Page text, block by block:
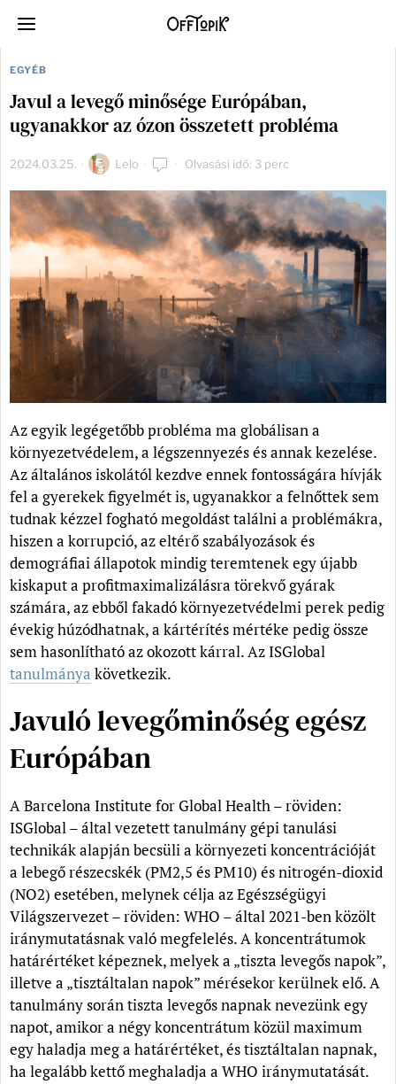
EGYÉB
Javul a levegő minősége Európában,
ugyanakkor az ózon összetett probléma
2024.03.25. Lelo Olvasási idő: 3 perc
Az egyik legégetőbb probléma ma globálisan a
környezetvédelem, a légszennyezés és annak kezelése.
Az általános iskolától kezdve ennek fontosságára hívják
fel a gyerekek figyelmét is, ugyanakkor a felnőttek sem
tudnak kézzel fogható megoldást találni a problémákra,
hiszen a korrupció, az eltérő szabályozások és
demográfiai állapotok mindig teremtenek egy újabb
kiskaput a profitmaximalizálásra törekvő gyárak
számára, az ebből fakadó környezetvédelmi perek pedig
évekig húzódhatnak, a kártérítés mértéke pedig össze
sem hasonlítható az okozott kárral. Az ISGlobal
tanulmánya következik.
Javuló levegőminőség egész
Európában
A Barcelona Institute for Global Health – röviden:
ISGlobal – által vezetett tanulmány gépi tanulási
technikák alapján becsüli a környezeti koncentrációját
a lebegő részecskék (PM2,5 és PM10) és nitrogén-dioxid
(NO2) esetében, melynek célja az Egészségügyi
Világszervezet – röviden: WHO – által 2021-ben közölt
iránymutatásnak való megfelelés. A koncentrátumok
határértéket képeznek, melyek a „tiszta levegős napok”,
illetve a „tisztáltalan napok” mérésekor kerülnek elő. A
tanulmány során tiszta levegős napnak nevezünk egy
napot, amikor a négy koncentrátum közül maximum
egy haladja meg a határértéket, és tisztáltalan napnak,
ha legalább kettő meghaladja a WHO iránymutatását.